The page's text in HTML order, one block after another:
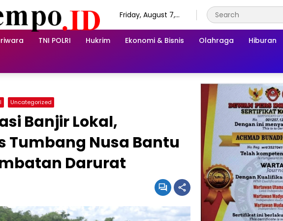
Friday, August 7,
TNI POLRI Hukrim Ekonomi & Bisnis Olahraga Hiburan
Uncategorized
Banjir Lokal,
Nusa Bantu
Darurat